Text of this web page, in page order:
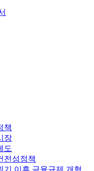
책
장
도
전성정책